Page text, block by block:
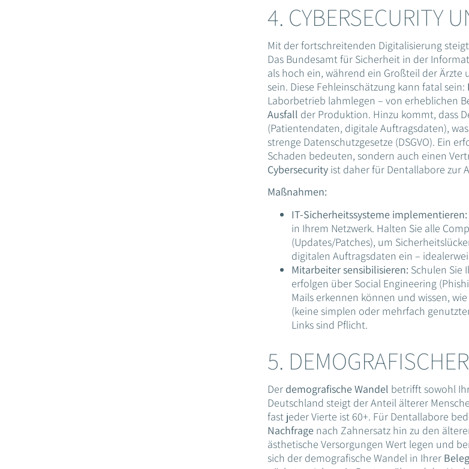
4. CYBERSECURITY
Mit der fortschreitenden Digitalisierung
Das Bundesamt für Sicherheit in der
als hoch ein, während ein Großteil der
sein. Diese Fehleinschätzung kann fatal sein:
Laborbetrieb lahmlegen – von erheblichen
Ausfall der Produktion. Hinzu kommt, dass
(Patientendaten, digitale Auftragsdaten),
strenge Datenschutzgesetze (DSGVO). Ein
Schaden bedeuten, sondern auch einen
Cybersecurity ist daher für Dentallabore zur
Maßnahmen:
IT-Sicherheitssysteme implementieren:
in Ihrem Netzwerk. Halten Sie alle
(Updates/Patches), um
digitalen Auftragsdaten ein –
Mitarbeiter sensibilisieren: Schulen Sie
erfolgen über Social Engineering
Mails erkennen können und wissen,
(keine simplen oder mehrfach
Links sind Pflicht.
5.
Der demografische Wandel betrifft sowohl
Deutschland steigt der Anteil älterer
fast jeder Vierte ist 60+. Für Dentallabore
Nachfrage nach Zahnersatz hin zu den
ästhetische Versorgungen Wert legen und
sich der demografische Wandel in Ihrer